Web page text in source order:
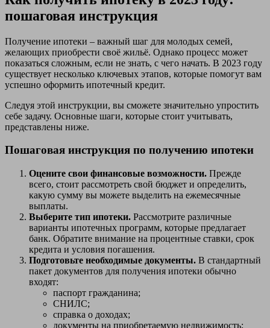
пошаговая инструкция
Получение ипотеки – важный шаг для молодых семей,
желающих приобрести своё жильё. Однако процесс может
показаться сложным, если не знать, с чего начать. В 2023 году
существует несколько ключевых этапов, которые помогут вам
успешно оформить ипотечный кредит.
Следуя этой инструкции, вы сможете значительно упростить
себе задачу. Основные шаги, которые стоит учитывать,
представлены ниже.
Пошаговая инструкция по получению ипотеки
Оцените свои финансовые возможности. Прежде
всего, стоит рассмотреть свой бюджет и определить,
какую сумму вы можете выделить на ежемесячные
выплаты.
Выберите тип ипотеки. Рассмотрите различные
варианты ипотечных программ, которые предлагает
банк. Обратите внимание на процентные ставки, срок
кредита и условия погашения.
Подготовьте необходимые документы. В стандартный
пакет документов для получения ипотеки обычно
входят:
паспорт гражданина;
СНИЛС;
справка о доходах;
документы на приобретаемую недвижимость;